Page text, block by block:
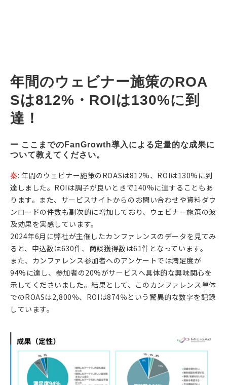
年間のウェビナー施策のROA
Sは812%・ROIは130%に到
達！
ー ここまでのFanGrowth導入による定量的な成果に
ついて教えてください。
秦: 年間のウェビナー施策のROASは812%、ROIは130%に到
達しました。ROIは調子が良いときで140%に達することもあ
ります。また、サービスサイトからのお問い合わせや資料ダウ
ンロードの件数も副次的に増加しており、ウェビナー施策の波
及効果を実感しています。
2024年6⽉に弊社が主催したカンファレンスのデータを見てみ
ると、申込数は630件、商談獲得数は61件となっています。
また、カンファレンス参加者へのアンケートでは満足度が
94%に達し、参加者の20%がサービスへ具体的な興味関心を
示してくださいました。結果として、このカンファレンス単体
でのROASは2,800％、ROIは874％という驚異的な数字を記録
しています。